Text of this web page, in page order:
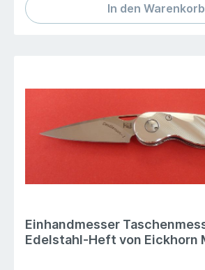
In den Warenkorb
Einhandmesser
Edelstahl-Heft von Eickhorn